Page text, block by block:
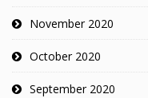
November 2020
October 2020
September 2020